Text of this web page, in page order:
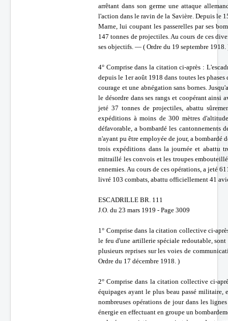
arrêtant dans son germe une attaque
l'action dans le ravin de la Savière. Depuis le
Marne, lui coupant les passerelles par ses
147 tonnes de projectiles. Au cours de ces
ses objectifs. — ( Ordre du 19 septembre 1918.
4° Comprise dans la citation ci-après :
depuis le 1er août 1918 dans toutes les
courage et une abnégation sans bornes.
le désordre dans ses rangs et coopérant ainsi
jeté 37 tonnes de projectiles, abattu
expéditions à moins de 300 mètres
défavorable, a bombardé les cantonnements
n'ayant pu être employée de jour, a bombardé
trois expéditions dans la journée et abattu
mitraillé les convois et les troupes
ennemies. Au cours de ces opérations, a jeté
livré 103 combats, abattu officiellement 41
ESCADRILLE BR. 111
J.O. du 23 mars 1919 - Page 3009
1° Comprise dans la citation collective ci-
le feu d'une artillerie spéciale redoutable,
plusieurs reprises sur les voies de
Ordre du 17 décembre 1918. )
2° Comprise dans la citation collective ci-
équipages ayant le plus beau passé
nombreuses opérations de jour dans les
énergie en effectuant en groupe un